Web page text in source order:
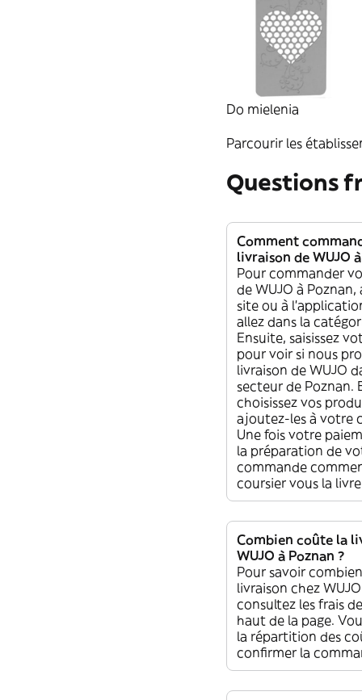
Do mielenia
Parcourir les
Questions
Comment
livraison de WUJO
Pour commander
de WUJO à Poznan,
site ou à
allez dans la
Ensuite, saisissez
pour voir si nous
livraison de WUJO
secteur de Poznan.
choisissez vos
ajoutez-les à votre
Une fois votre
la préparation de
commande
coursier vous la
Combien coûte la
WUJO à Poznan ?
Pour savoir
livraison chez
consultez les frais
haut de la page.
la répartition des
confirmer la